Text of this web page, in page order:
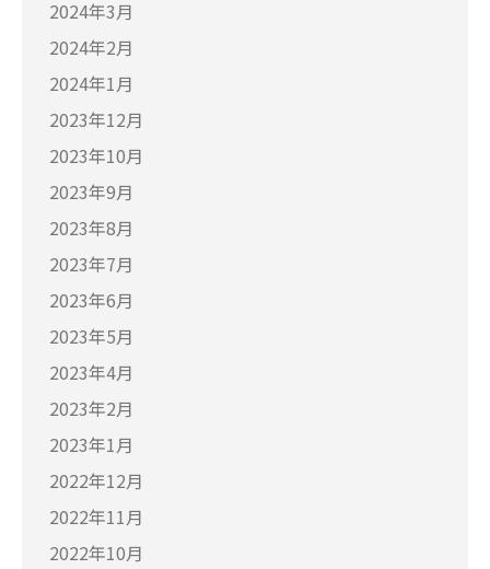
2024年3月
2024年2月
2024年1月
2023年12月
2023年10月
2023年9月
2023年8月
2023年7月
2023年6月
2023年5月
2023年4月
2023年2月
2023年1月
2022年12月
2022年11月
2022年10月